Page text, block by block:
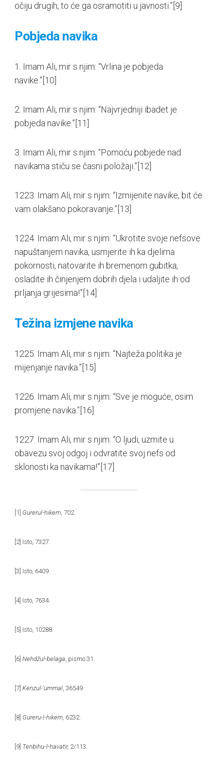
očiju drugih, to će ga osramotiti u javnosti.” [9]
Pobjeda navika
1. Imam Ali, mir s njim: “Vrlina je pobjeda
navike.” [10]
2. Imam Ali, mir s njim: “Najvrjedniji ibadet je
pobjeda navike.” [11]
3. Imam Ali, mir s njim: “Pomoću pobjede nad
navikama stiču se časni položaji.” [12]
1223. Imam Ali, mir s njim: “Izmijenite navike, bit će
vam olakšano pokoravanje.” [13]
1224. Imam Ali, mir s njim: “Ukrotite svoje nefsove
napuštanjem navika, usmjerite ih ka djelima
pokornosti, natovarite ih bremenom gubitka,
osladite ih činjenjem dobrih djela i udaljite ih od
prljanja grijesima!” [14]
Težina izmjene navika
1225. Imam Ali, mir s njim: “Najteža politika je
mijenjanje navika.” [15]
1226. Imam Ali, mir s njim: “Sve je moguće, osim
promjene navika.” [16]
1227. Imam Ali, mir s njim: “O ljudi, uzmite u
obavezu svoj odgoj i odvratite svoj nefs od
sklonosti ka navikama!” [17]
[1] Gurerul-hikem, 702.
[2] Isto, 7327.
[3] Isto, 6409.
[4] Isto, 7634.
[5] Isto, 10288.
[6] Nehdžul-belaga, pismo 31.
[7] Kenzul-‘ummal, 36549.
[8] Gureru-l-hikem, 6232.
[9] Tenbihu-l-havatir, 2/113.